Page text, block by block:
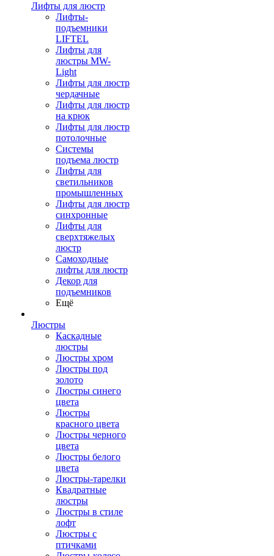
Лифты для люстр
Лифты-
подъемники
LIFTEL
Лифты для
люстры MW-
Light
Лифты для люстр
чердачные
Лифты для люстр
на крюк
Лифты для люстр
потолочные
Системы
подъема люстр
Лифты для
светильников
промышленных
Лифты для люстр
синхронные
Лифты для
сверхтяжелых
люстр
Самоходные
лифты для люстр
Декор для
подъемников
Ещё
Люстры
Каскадные
люстры
Люстры хром
Люстры под
золото
Люстры синего
цвета
Люстры
красного цвета
Люстры черного
цвета
Люстры белого
цвета
Люстры-тарелки
Квадратные
люстры
Люстры в стиле
лофт
Люстры с
птичками